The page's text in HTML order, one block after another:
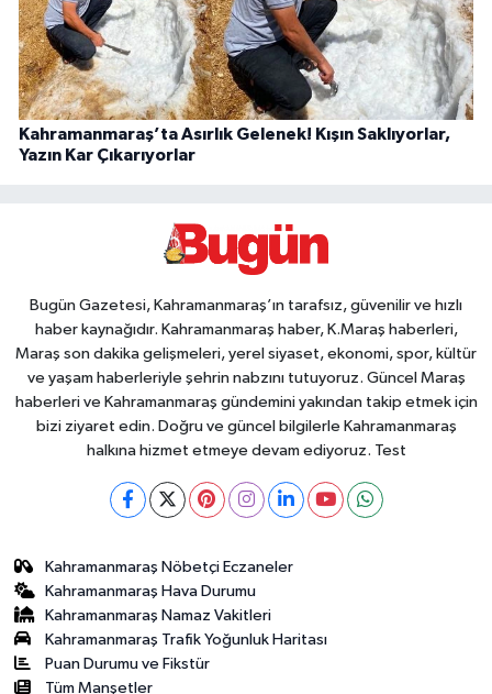
Kahramanmaraş’ta Asırlık Gelenek! Kışın Saklıyorlar,
Yazın Kar Çıkarıyorlar
Bugün Gazetesi, Kahramanmaraş’ın tarafsız, güvenilir ve hızlı
haber kaynağıdır. Kahramanmaraş haber, K.Maraş haberleri,
Maraş son dakika gelişmeleri, yerel siyaset, ekonomi, spor, kültür
ve yaşam haberleriyle şehrin nabzını tutuyoruz. Güncel Maraş
haberleri ve Kahramanmaraş gündemini yakından takip etmek için
bizi ziyaret edin. Doğru ve güncel bilgilerle Kahramanmaraş
halkına hizmet etmeye devam ediyoruz. Test
Kahramanmaraş Nöbetçi Eczaneler
Kahramanmaraş Hava Durumu
Kahramanmaraş Namaz Vakitleri
Kahramanmaraş Trafik Yoğunluk Haritası
Puan Durumu ve Fikstür
Tüm Manşetler